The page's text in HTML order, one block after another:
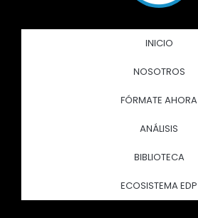
INICIO
NOSOTROS
FÓRMATE AHORA
ANÁLISIS
BIBLIOTECA
ECOSISTEMA EDP